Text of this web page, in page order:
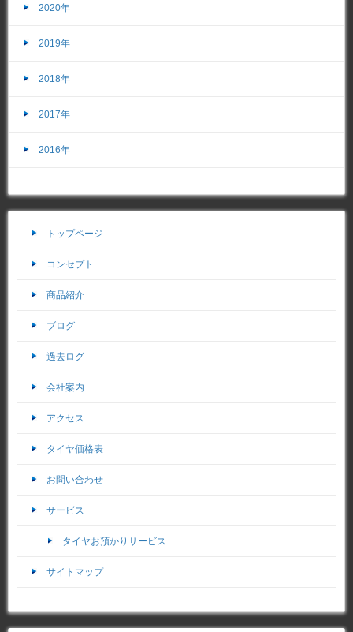
2020年
2019年
2018年
2017年
2016年
トップページ
コンセプト
商品紹介
ブログ
過去ログ
会社案内
アクセス
タイヤ価格表
お問い合わせ
サービス
タイヤお預かりサービス
サイトマップ